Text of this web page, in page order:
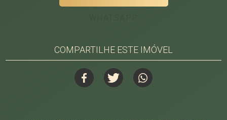
COMPARTILHE ESTE IMÓVEL